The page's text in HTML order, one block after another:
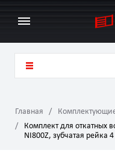
Главная
Комплект для откатных
NI800Z, зубчатая рейка